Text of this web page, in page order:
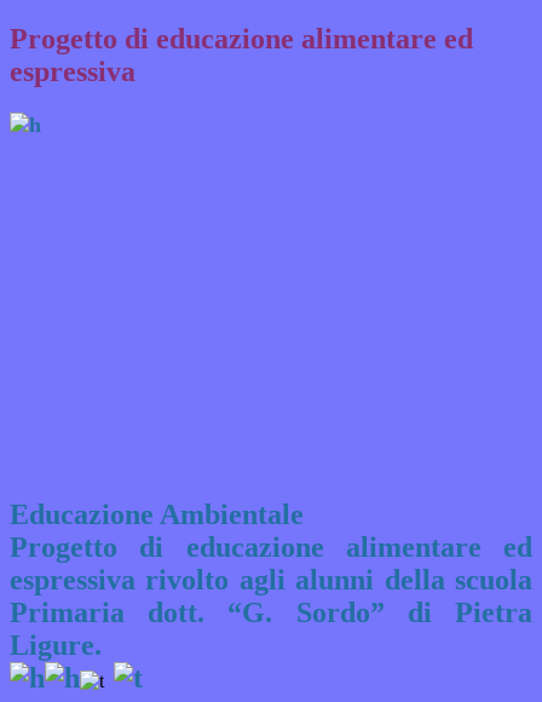
Progetto di educazione alimentare ed
espressiva
Educazione Ambientale
Progetto di educazione alimentare ed
espressiva rivolto agli alunni della scuola
Primaria dott. “G. Sordo” di Pietra
Ligure.